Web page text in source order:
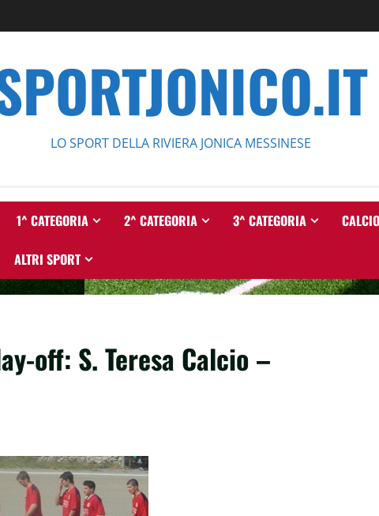
LO SPORT DELLA RIVIERA JONICA MESSINESE
1^ CATEGORIA 2^ CATEGORIA 3^ CATEGORIA
ALTRI SPORT
off: S. Teresa Calcio –